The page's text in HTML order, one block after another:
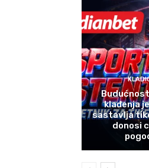
klađenja
sastavlja
donosi